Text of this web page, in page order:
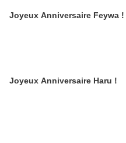
Joyeux Anniversaire Feywa !
Joyeux Anniversaire Haru !